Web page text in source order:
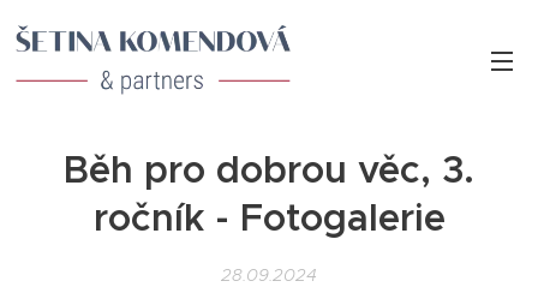
Běh pro dobrou věc, 3.
ročník - Fotogalerie
28.09.2024